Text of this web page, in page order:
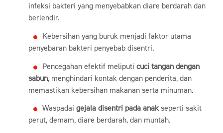
infeksi bakteri yang menyebabkan diare berdarah dan
berlendir.
Kebersihan yang buruk menjadi faktor utama
penyebaran bakteri penyebab disentri.
Pencegahan efektif meliputi cuci tangan dengan
sabun, menghindari kontak dengan penderita, dan
memastikan kebersihan makanan serta minuman.
Waspadai gejala disentri pada anakseperti sakit
perut, demam, diare berdarah, dan muntah.